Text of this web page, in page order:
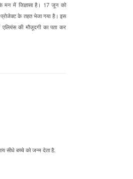
मन में जिज्ञासा है। 17 जून को
के तहत भेजा गया है। इस
की मौजूदगी का पता कर
सीधे बच्चे को जन्म देता है.